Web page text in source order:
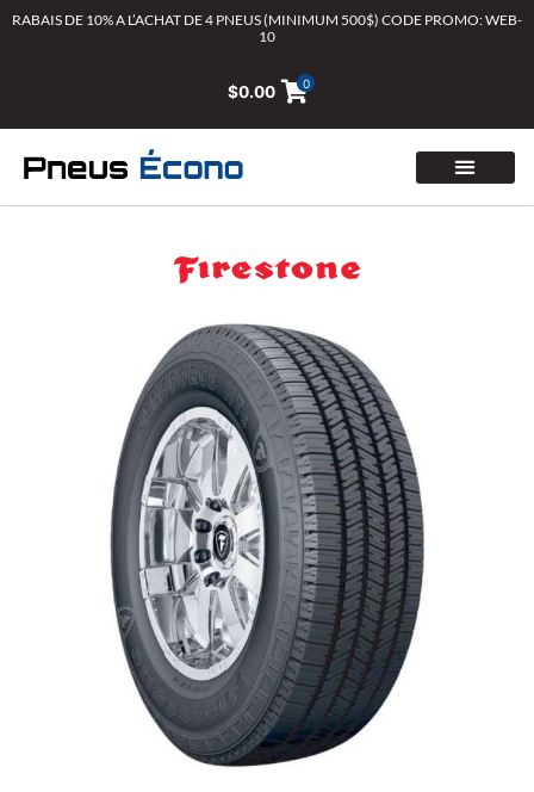
AllerRABAIS DE 10% A L’ACHAT DE 4 PNEUS (MINIMUM 500$) CODE PROMO: WEB-
10
$0.00 0